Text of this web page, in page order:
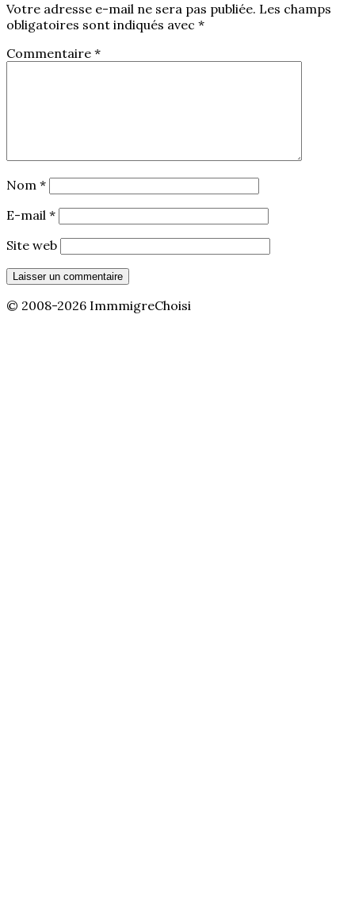
Votre adresse e-mail ne sera pas publiée. Les champs
obligatoires sont indiqués avec *
Commentaire *
Nom *
E-mail *
Site web
© 2008-2026 ImmmigreChoisi